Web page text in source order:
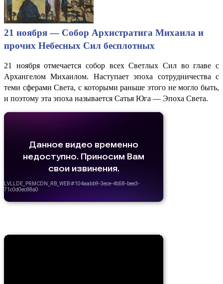
21 ноября — Собор Архистратига Михаила и
прочих Небесных Сил бесплотных
21 ноября отмечается собор всех Светлых Сил во главе с
Архангелом Михаилом. Наступает эпоха сотрудничества с
теми сферами Света, с которыми раньше этого не могло быть,
и поэтому эта эпоха называется Сатья Юга — Эпоха Света.